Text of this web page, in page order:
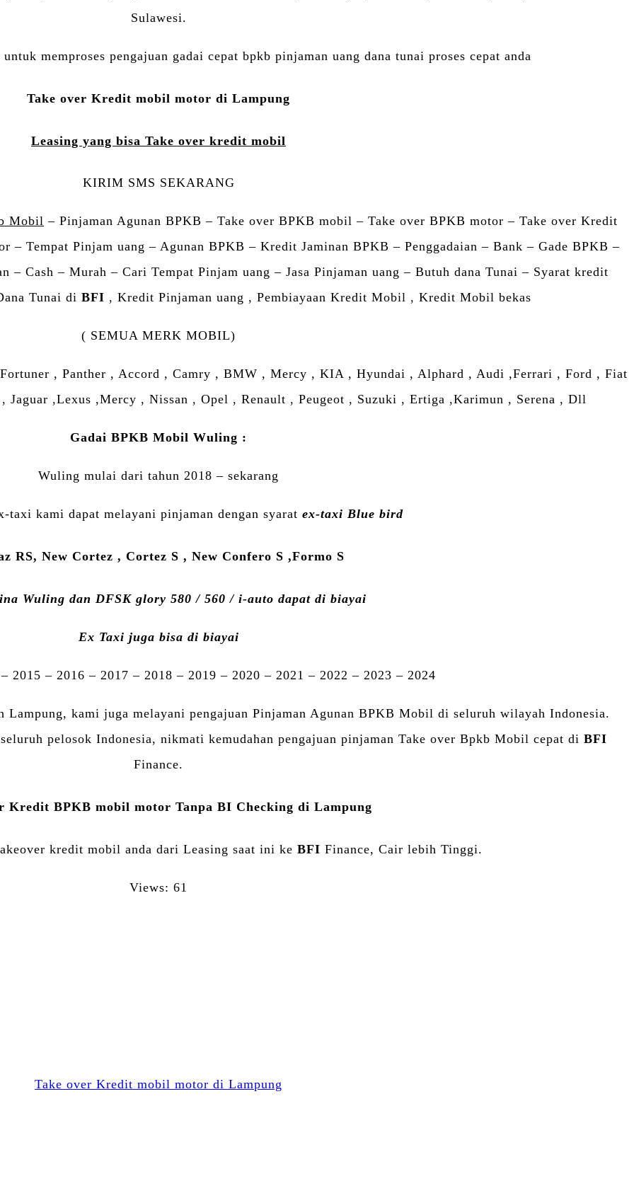
Sulawesi.
memproses pengajuan gadai cepat bpkb pinjaman uang dana tunai proses cepat anda
Take over Kredit mobil motor di Lampung
Leasing yang bisa Take over kredit mobil
KIRIM SMS SEKARANG
Mobil – Pinjaman Agunan BPKB – Take over BPKB mobil – Take over BPKB motor – Take over Kredit
Tempat Pinjam uang – Agunan BPKB – Kredit Jaminan BPKB – Penggadaian – Bank – Gade BPKB –
– Cash – Murah – Cari Tempat Pinjam uang – Jasa Pinjaman uang – Butuh dana Tunai – Syarat kredit
Tunai di BFI , Kredit Pinjaman uang , Pembiayaan Kredit Mobil , Kredit Mobil bekas
( SEMUA MERK MOBIL)
, Panther , Accord , Camry , BMW , Mercy , KIA , Hyundai , Alphard , Audi ,Ferrari , Ford , Fiat
Jaguar ,Lexus ,Mercy , Nissan , Opel , Renault , Peugeot , Suzuki , Ertiga ,Karimun , Serena , Dll
Gadai BPKB Mobil Wuling :
Wuling mulai dari tahun 2018 – sekarang
taxi kami dapat melayani pinjaman dengan syarat ex-taxi Blue bird
RS, New Cortez , Cortez S , New Confero S ,Formo S
Wuling dan DFSK glory 580 / 560 / i-auto dapat di biayai
Ex Taxi juga bisa di biayai
2015 – 2016 – 2017 – 2018 – 2019 – 2020 – 2021 – 2022 – 2023 – 2024
kami juga melayani pengajuan Pinjaman Agunan BPKB Mobil di seluruh wilayah Indonesia.
pelosok Indonesia, nikmati kemudahan pengajuan pinjaman Take over Bpkb Mobil cepat di BFI
Finance.
Kredit BPKB mobil motor Tanpa BI Checking di Lampung
kredit mobil anda dari Leasing saat ini ke BFI Finance, Cair lebih Tinggi.
Views: 61
Share
Take over Kredit mobil motor di Lampung